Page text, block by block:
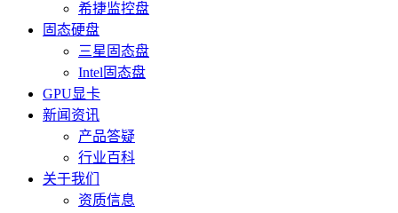
希捷监控盘
固态硬盘
三星固态盘
Intel固态盘
GPU显卡
新闻资讯
产品答疑
行业百科
关于我们
资质信息